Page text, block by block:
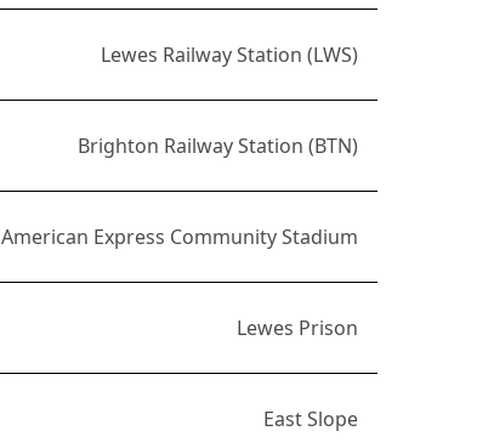
Lewes Railway Station (LWS)
Brighton Railway Station (BTN)
American Express Community Stadium
Lewes Prison
East Slope